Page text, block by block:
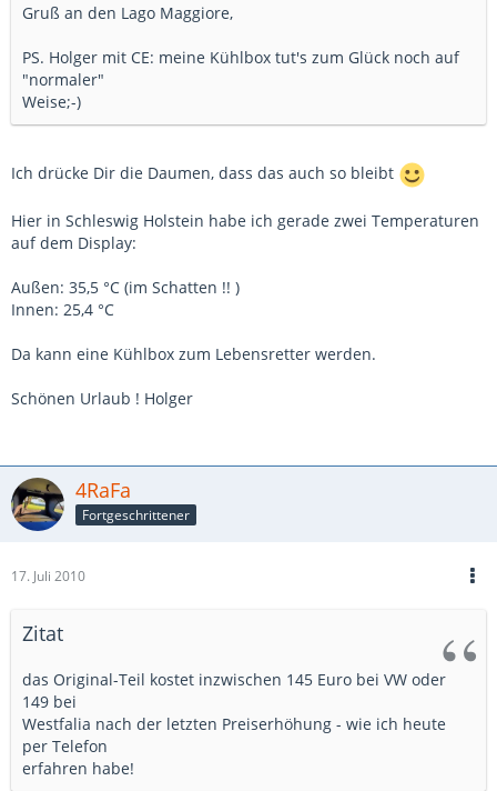
Gruß an den Lago Maggiore,
PS. Holger mit CE: meine Kühlbox tut's zum Glück noch auf
"normaler"
Weise;-)
Ich drücke Dir die Daumen, dass das auch so bleibt
Hier in Schleswig Holstein habe ich gerade zwei Temperaturen
auf dem Display:
Außen: 35,5 °C (im Schatten !! )
Innen: 25,4 °C
Da kann eine Kühlbox zum Lebensretter werden.
Schönen Urlaub ! Holger
4RaFa
Fortgeschrittener
17. Juli 2010
Zitat
das Original-Teil kostet inzwischen 145 Euro bei VW oder
149 bei
Westfalia nach der letzten Preiserhöhung - wie ich heute
per Telefon
erfahren habe!